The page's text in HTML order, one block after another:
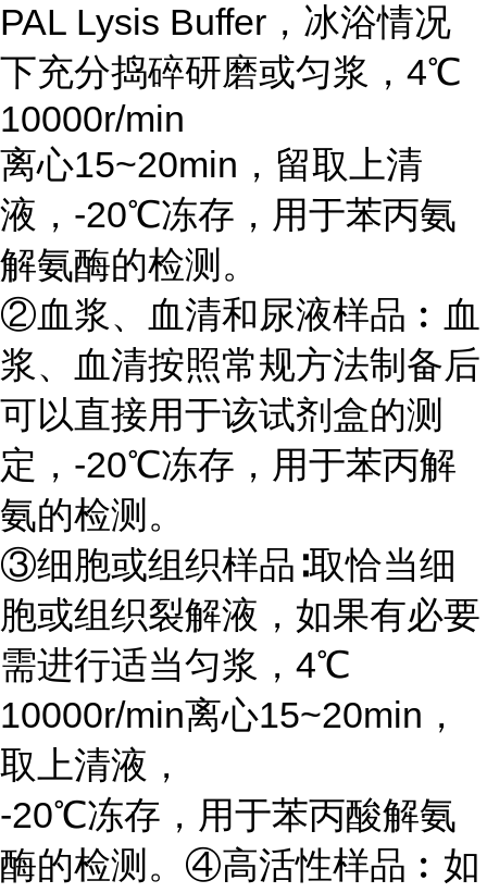
PAL Lysis Buffer，冰浴情况
下充分捣碎研磨或匀浆，4℃
10000r/min
离心15~20min，留取上清
液，-20℃冻存，用于苯丙氨
解氨酶的检测。
②血浆、血清和尿液样品︰血
浆、血清按照常规方法制备后
可以直接用于该试剂盒的测
定，-20℃冻存，用于苯丙解
氨的检测。
③细胞或组织样品∶取恰当细
胞或组织裂解液，如果有必要
需进行适当匀浆，4℃
10000r/min离心15~20min，
取上清液，
-20℃冻存，用于苯丙酸解氨
酶的检测。④高活性样品︰如